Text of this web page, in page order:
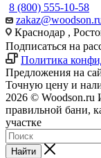
8 (800) 555-10-58
Краснодар ,
Подписаться на
Политика
Предложения на
Точную цену и
2026 © Woodson.ru
правильной бани,
участке
Найти